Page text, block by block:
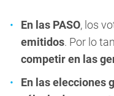
En las PASO, los
emitidos. Por lo
competir en las
En las elecciones